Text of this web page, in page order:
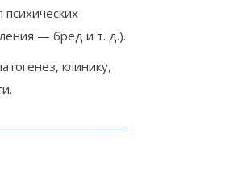
— бред и т. д.).
клинику,